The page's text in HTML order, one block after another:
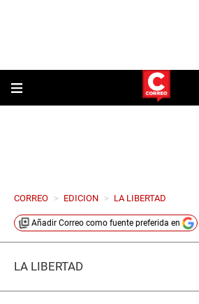
CORREO > EDICION > LA LIBERTAD
Añadir Correo como fuente preferida en
LA LIBERTAD